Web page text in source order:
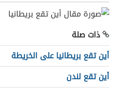
ذات صلة
أين تقع بريطانيا على الخريطة
أين تقع لندن